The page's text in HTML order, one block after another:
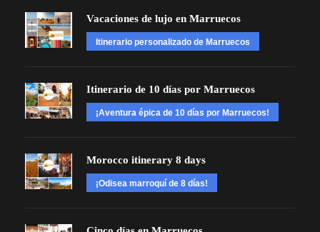
Vacaciones de lujo en Marruecos
Itinerario personalizado de Marruecos
Itinerario de 10 días por Marruecos
¡Aventura épica de 10 días por Marruecos!
Morocco itinerary 8 days
¡Odisea marroquí de 8 días!